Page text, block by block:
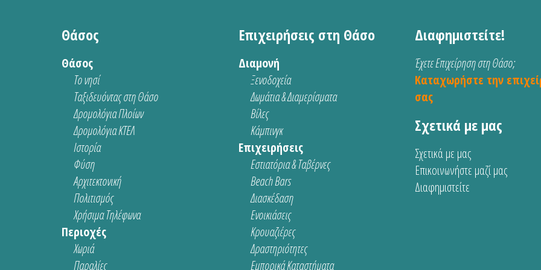
Θάσος
Θάσος
Το νησί
Ταξιδευόντας στη Θάσο
Δρομολόγια Πλοίων
Δρομολόγια ΚΤΕΛ
Ιστορία
Φύση
Αρχιτεκτονική
Πολιτισμός
Χρήσιμα Τηλέφωνα
Περιοχές
Χωριά
Παραλίες
Επιχειρήσεις στη Θάσο
Διαμονή
Ξενοδοχεία
Δωμάτια & Διαμερίσματα
Βίλες
Κάμπινγκ
Επιχειρήσεις
Εστιατόρια & Ταβέρνες
Beach Bars
Διασκέδαση
Ενοικιάσεις
Κρουαζιέρες
Δραστηριότητες
Εμπορικά Καταστήματα
Διαφημιστείτε!
Έχετε Επιχείρηση στη Θάσο;
Καταχωρήστε την
σας
Σχετικά με μας
Σχετικά με μας
Επικοινωνήστε μαζί μας
Διαφημιστείτε